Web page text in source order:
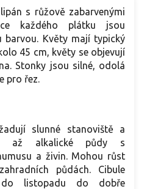
s růžově zabarvenými
každého plátku jsou
barvou. Květy mají typický
45 cm, květy se objevují
Stonky jsou silné, odolá
pro řez.
slunné stanoviště a
až alkalické půdy s
a živin. Mohou růst
půdách. Cibule
listopadu do dobře